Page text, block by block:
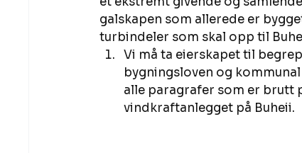
galskapen som allerede er
turbindeler som skal opp til
Vi må ta eierskapet til
bygningsloven og
alle paragrafer som er brutt
vindkraftanlegget på Buheii.